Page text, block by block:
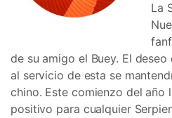
La
de su amigo el Buey. El
al servicio de esta se
chino. Este comienzo del año
positivo para cualquier